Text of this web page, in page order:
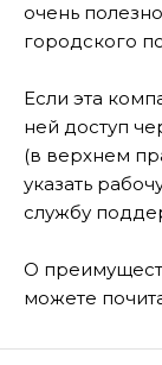
очень
городского
Если эта
ней доступ
(в верхнем
указать
службу
О
можете